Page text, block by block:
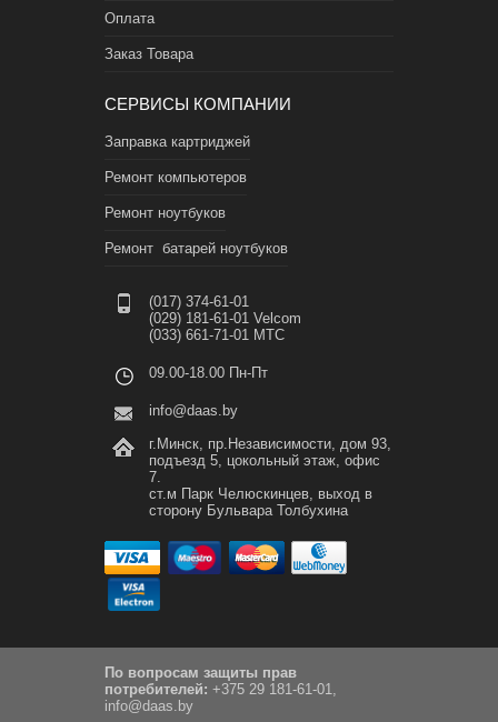
Оплата
Заказ Товара
СЕРВИСЫ КОМПАНИИ
Заправка картриджей
Ремонт компьютеров
Ремонт ноутбуков
Ремонт батарей ноутбуков
(017) 374-61-01
(029) 181-61-01 Velcom
(033) 661-71-01 МТС
09.00-18.00 Пн-Пт
info@daas.by
г.Минск, пр.Независимости, дом 93,
подъезд 5, цокольный этаж, офис
7.
ст.м Парк Челюскинцев, выход в
сторону Бульвара Толбухина
По вопросам защиты прав
потребителей: +375 29 181-61-01,
info@daas.by